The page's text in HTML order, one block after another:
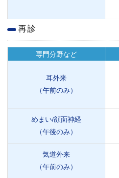
サイトマップ
ENGLISH
再診
専門分野など
耳外来
（午前のみ）
めまい/顔面神経
（午後のみ）
気道外来
（午前のみ）